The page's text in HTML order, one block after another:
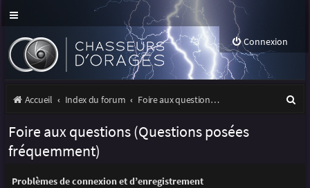
Connexion
Accueil Index du forum Foire aux questions (Questions posées fréquemment)
Foire aux questions (Questions posées
fréquemment)
Problèmes de connexion et d’enregistrement